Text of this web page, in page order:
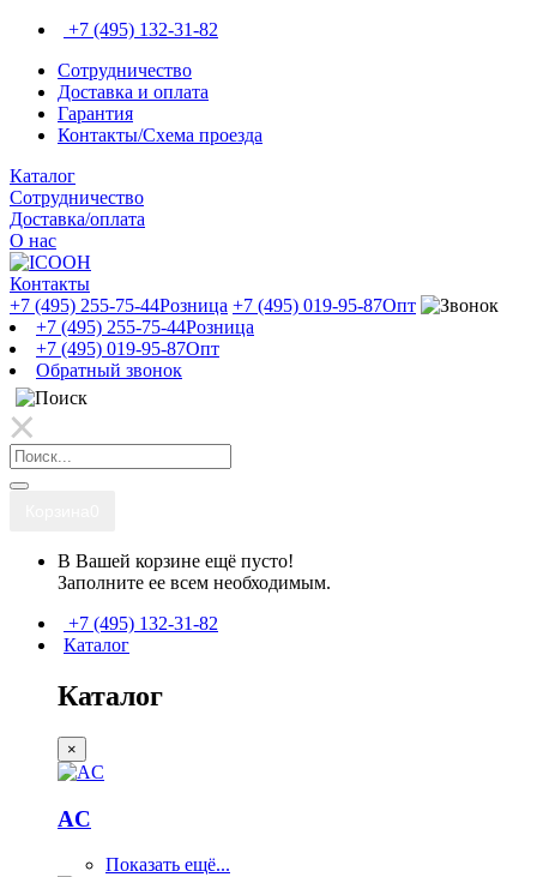
+7 (495) 132-31-82
Сотрудничество
Доставка и оплата
Гарантия
Контакты/Схема проезда
Каталог
Сотрудничество
Доставка/оплата
О нас
Контакты
+7 (495) 255-75-44Розница +7 (495) 019-95-87Опт
+7 (495) 255-75-44Розница
+7 (495) 019-95-87Опт
Обратный звонок
В Вашей корзине ещё пусто!
Заполните ее всем необходимым.
+7 (495) 132-31-82
Каталог
Каталог
×
AC
Показать ещё...